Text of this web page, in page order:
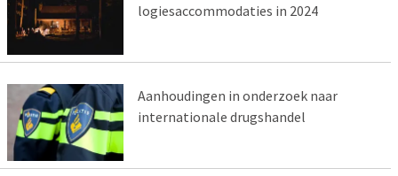
logiesaccommodaties in 2024
Aanhoudingen in onderzoek naar
internationale drugshandel